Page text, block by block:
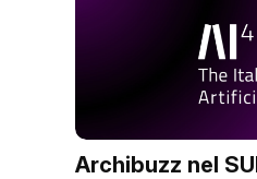
Archibuzz nel